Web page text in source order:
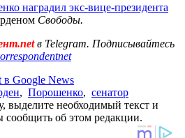
наградил экс-вице-президента
Свободы.
в Telegram. Подписывайтесь
в Google News
, Порошенко, сенатор
выделите необходимый текст и
об этом редакции.